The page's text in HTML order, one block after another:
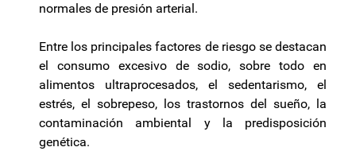
normales de presión arterial.
Entre los principales factores de riesgo se destacan
el consumo excesivo de sodio, sobre todo en
alimentos ultraprocesados, el sedentarismo, el
estrés, el sobrepeso, los trastornos del sueño, la
contaminación ambiental y la predisposición
genética.